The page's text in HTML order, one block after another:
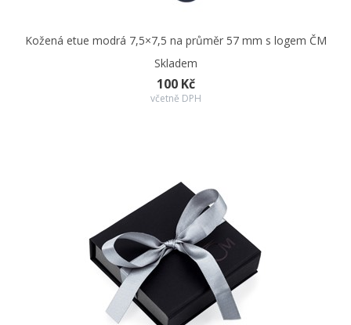
Kožená etue modrá 7,5×7,5 na průměr 57 mm s logem ČM
Skladem
100 Kč
včetně DPH